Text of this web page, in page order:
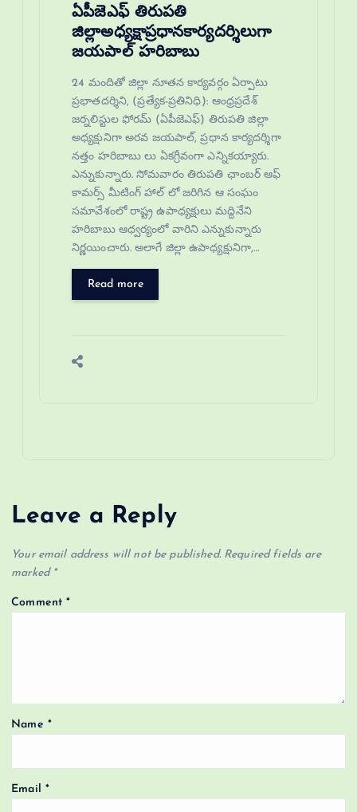
ఏపీజెఎఫ్ తిరుపతి
జిల్లాఅధ్యక్షాప్రధానకార్యదర్శిలుగా
జయపాల్ హరిబాబు
24 మందితో జిల్లా నూతన కార్యవర్గం ఏర్పాటు
ప్రభాతదర్శిని, (ప్రత్యేక-ప్రతినిధి): ఆంధ్రప్రదేశ్
జర్నలిస్టుల ఫోరమ్ (ఏపీజెఎఫ్) తిరుపతి జిల్లా
అధ్యక్షునిగా అరవ జయపాల్, ప్రధాన కార్యదర్శిగా
నత్తం హరిబాబు లు ఏకగ్రీవంగా ఎన్నికయ్యారు.
ఎన్నుకున్నారు. సోమవారం తిరుపతి ఛాంబర్ ఆఫ్
కామర్స్ మీటింగ్ హాల్ లో జరిగిన ఆ సంఘం
సమావేశంలో రాష్ట్ర ఉపాధ్యక్షులు మద్దినేని
హరిబాబు ఆధ్వర్యంలో వారిని ఎన్నుకున్నారు
నిర్ణయించారు. అలాగే జిల్లా ఉపాధ్యక్షునిగా,…
Read more
Leave a Reply
Your email address will not be published. Required fields are
marked *
Comment*
Name *
Email *